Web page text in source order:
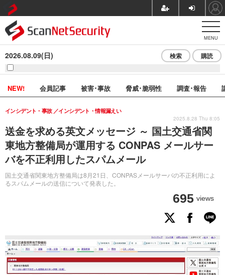
MENU
2026.08.09(日) 検索 購読
NEW! 会員記事 被害･事故 脅威･脆弱性 調査･報告
送金を求める英文メッセージ ～ 国土交通省関
東地方整備局が運用する CONPAS メールサー
バを不正利用したスパムメール
国土交通省関東地方整備局は8月21日、CONPASメールサーバの不正利用によ
るスパムメールの送信について発表した。
インシデント・事故 インシデント・情報漏えい
695 views
2025.8.28 Thu 8:05